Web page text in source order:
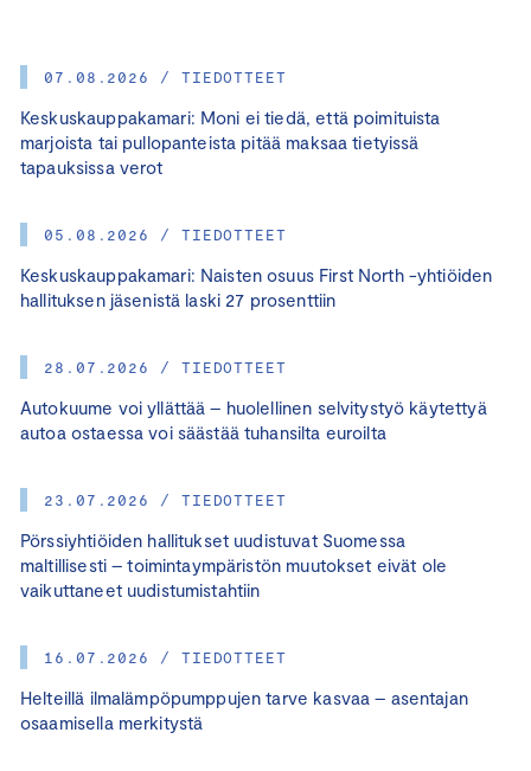
07.08.2026 / TIEDOTTEET
Keskuskauppakamari: Moni ei tiedä, että poimituista
marjoista tai pullopanteista pitää maksaa tietyissä
tapauksissa verot
05.08.2026 / TIEDOTTEET
Keskuskauppakamari: Naisten osuus First North -yhtiöiden
hallituksen jäsenistä laski 27 prosenttiin
28.07.2026 / TIEDOTTEET
Autokuume voi yllättää – huolellinen selvitystyö käytettyä
autoa ostaessa voi säästää tuhansilta euroilta
23.07.2026 / TIEDOTTEET
Pörssiyhtiöiden hallitukset uudistuvat Suomessa
maltillisesti – toimintaympäristön muutokset eivät ole
vaikuttaneet uudistumistahtiin
16.07.2026 / TIEDOTTEET
Helteillä ilmalämpöpumppujen tarve kasvaa – asentajan
osaamisella merkitystä